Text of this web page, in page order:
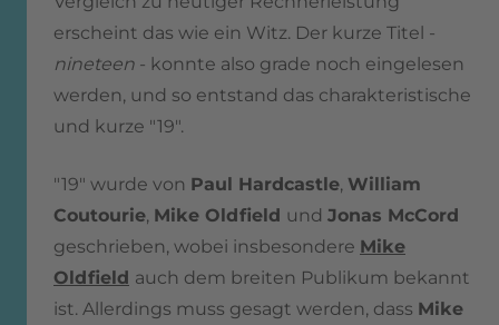
erscheint das wie ein Witz. Der kurze Titel -
nineteen - konnte also grade noch eingelesen
werden, und so entstand das charakteristische
und kurze "19".
"19" wurde von Paul Hardcastle, William
Coutourie, Mike Oldfield und Jonas McCord
geschrieben, wobei insbesondere Mike
Oldfield auch dem breiten Publikum bekannt
ist. Allerdings muss gesagt werden, dass Mike